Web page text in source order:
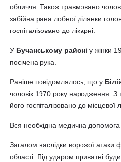
обличчя. Також травмовано
забійна рана лобної ділянки
госпіталізовано до лікарні.
У Бучанському районі у жінки
посічена рука.
Раніше повідомлялось, що у
чоловік 1970 року народження. З
його госпіталізовано до місцевої
Вся необхідна медична допомога
Загалом наслідки ворожої атаки
області. Під ударом приватні